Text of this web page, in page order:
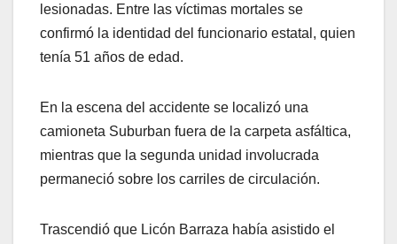
lesionadas. Entre las víctimas mortales se
confirmó la identidad del funcionario estatal, quien
tenía 51 años de edad.
En la escena del accidente se localizó una
camioneta Suburban fuera de la carpeta asfáltica,
mientras que la segunda unidad involucrada
permaneció sobre los carriles de circulación.
Trascendió que Licón Barraza había asistido el